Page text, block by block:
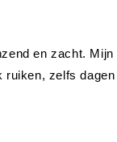
en zacht. Mijn
ruiken, zelfs dagen